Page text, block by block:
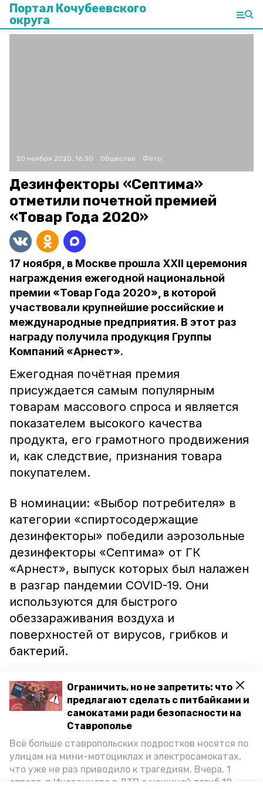
Ограничить, но не запретить: что
предлагают сделать с питбайками и
самокатами ради безопасности на
Ставрополье
Всё больше ставропольских подростков носятся по
улицам на мини-мотоциклах и электросамокатах,
что уже не раз приводило к трагедиям. Вчера, 1
апреля, в Иноземцево в ДТП с машиной погиб 18-
Портал Кочубеевского
округа
20 ноября 2020, 16:30 Общество Фото:
Дезинфекторы «Септима»
отметили почетной премией
«Товар Года 2020»
17 ноября, в Москве прошла XХII церемония
награждения ежегодной национальной
премии «Товар Года 2020», в которой
участвовали крупнейшие российские и
международные предприятия. В этот раз
награду получила продукция Группы
Компаний «Арнест».
Ежегодная почётная премия
присуждается самым популярным
товарам массового спроса и является
показателем высокого качества
продукта, его грамотного продвижения
и, как следствие, признания товара
покупателем.
В номинации: «Выбор потребителя» в
категории «спиртосодержащие
дезинфекторы» победили аэрозольные
дезинфекторы «Септима» от ГК
«Арнест», выпуск которых был налажен
в разгар пандемии COVID-19. Они
используются для быстрого
обеззараживания воздуха и
поверхностей от вирусов, грибков и
бактерий.
Также «Септима» предназначена для
профилактики заражения острыми и
другими респираторными
заболеваниями. Все заявленные
свойства дезинфектора и его
эффективность подтверждены
компетентными ведомствами.